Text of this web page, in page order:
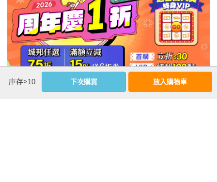
庫存>10 下次購買 放入購物車